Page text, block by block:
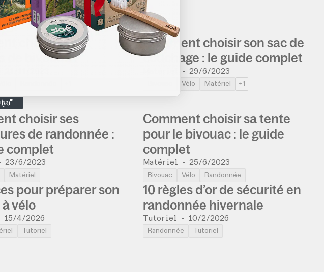
choisir son
de bivouac ?
Comment choisir son sac de
couchage : le guide complet
-29/6/2023
Vélo Matériel +1
choisir ses
de randonnée :
complet
23/6/2023
Matériel
Comment choisir sa tente
pour le bivouac : le guide
complet
Matériel -25/6/2023
Bivouac Vélo Randonnée
pour préparer son
vélo
15/4/2026
Tutoriel
10 règles d’or de sécurité en
randonnée hivernale
Tutoriel - 10/2/2026
Randonnée Tutoriel